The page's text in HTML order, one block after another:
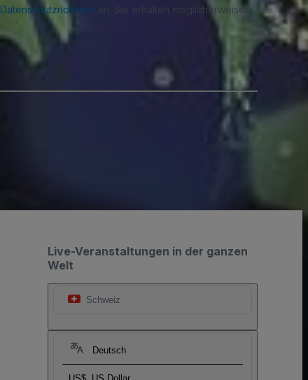
Datenschutzrichtlinie an. Sie erhalten möglicherweise
Live-Veranstaltungen in der ganzen
Welt
Schweiz
Deutsch